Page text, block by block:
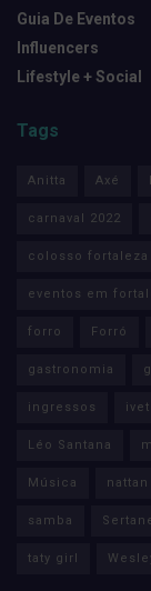
Guia De Eventos
Influencers
Lifestyle + Social
Tags
Anitta Axé
carnaval 2022
colosso fortaleza
eventos em
forro Forró
gastronomia
ingressos
Léo Santana
Música nattan
samba
taty girl